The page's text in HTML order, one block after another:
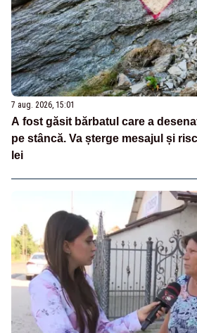
7 aug. 2026, 15:01
A fost găsit bărbatul care a
pe stâncă. Va șterge mesajul și
lei